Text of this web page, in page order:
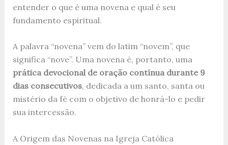
entender o que é uma novena e qual é seu
fundamento espiritual.
A palavra “novena” vem do latim “novem”, que
significa “nove”. Uma novena é, portanto, uma
prática devocional de oração contínua durante 9
dias consecutivos, dedicada a um santo, santa ou
mistério da fé com o objetivo de honrá-lo e pedir
sua intercessão.
A Origem das Novenas na Igreja Católica